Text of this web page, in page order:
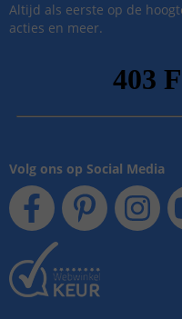
Altijd als eerste op de
acties en meer.
Volg ons op Social Media